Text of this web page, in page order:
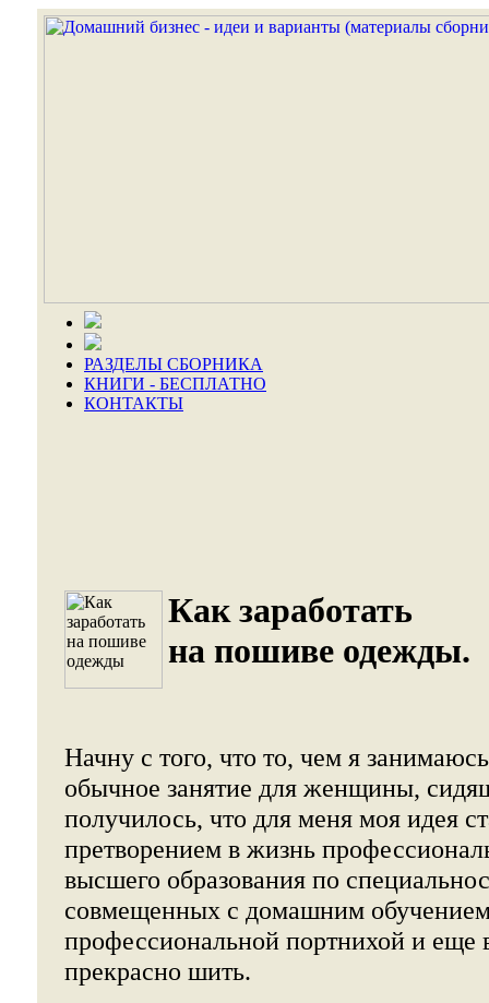
РАЗДЕЛЫ СБОРНИКА
КНИГИ - БЕСПЛАТНО
КОНТАКТЫ
Как заработать
на пошиве одежды.
Начну с того, что то, чем я
обычное занятие для женщины,
получилось, что для меня моя идея
претворением в жизнь
высшего образования по
совмещенных с домашним
профессиональной портнихой и еще
прекрасно шить.